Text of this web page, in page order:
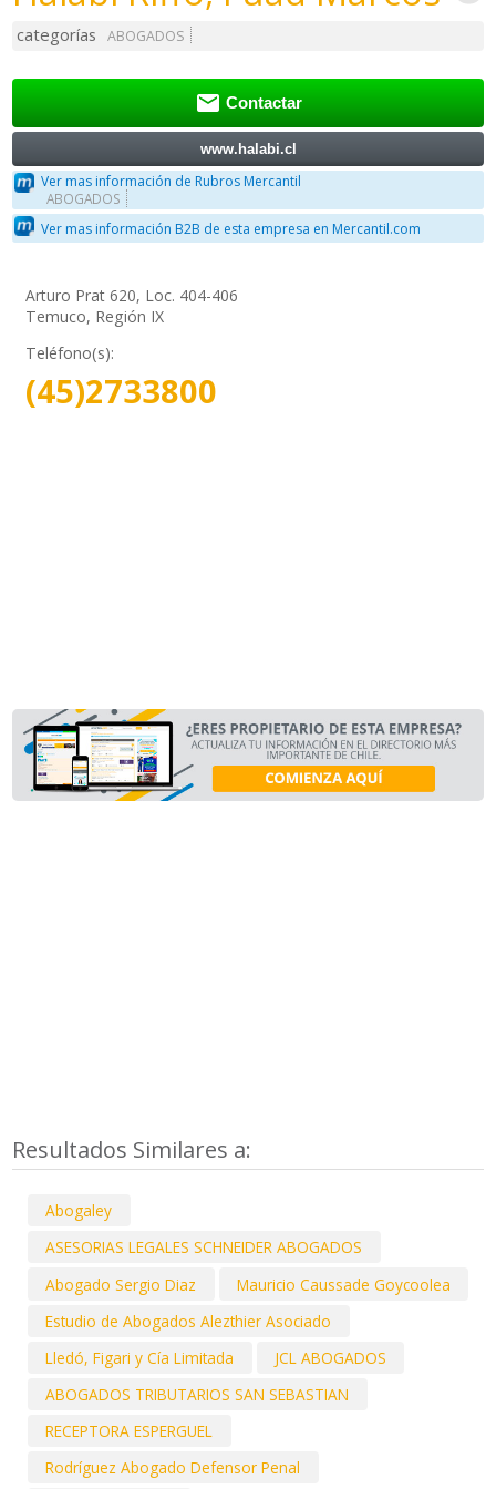
categorías ABOGADOS
 Contactar
www.halabi.cl
Ver mas información de Rubros Mercantil
ABOGADOS
Ver mas información B2B de esta empresa en Mercantil.com
Arturo Prat 620, Loc. 404-406
Temuco, Región IX
Teléfono(s):
(45)2733800
Resultados Similares a:
Abogaley
ASESORIAS LEGALES SCHNEIDER ABOGADOS
Abogado Sergio Diaz
Mauricio Caussade Goycoolea
Estudio de Abogados Alezthier Asociado
Lledó, Figari y Cía Limitada
JCL ABOGADOS
ABOGADOS TRIBUTARIOS SAN SEBASTIAN
RECEPTORA ESPERGUEL
Rodríguez Abogado Defensor Penal